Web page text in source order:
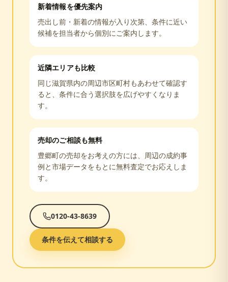
新着情報を優先案内
売出し前・新着の情報が入り次第、条件に近い
候補を担当者から個別にご案内します。
近隣エリアも比較
同じ滋賀県内の周辺市区町村もあわせて確認す
ると、条件に合う選択肢を広げやすくなりま
す。
売却のご相談も無料
豊郷町の売却をお考えの方には、周辺の成約事
例と市場データをもとに無料査定でお応えしま
す。
0120-43-8639
条件を伝えて相談する